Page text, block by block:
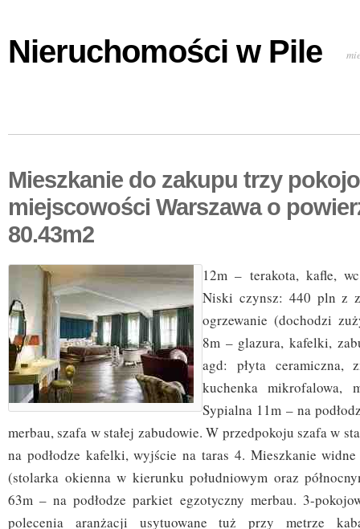
Nieruchomości w Pile
Mieszkanie do zakupu trzy
miejscowości Warszawa o
80.43m2
12m – terakota, kafle,
Niski czynsz: 440 pln z
ogrzewanie (dochodzi
8m – glazura, kafelki,
agd: płyta ceramiczna,
kuchenka mikrofalowa,
Sypialna 11m – na
merbau, szafa w stałej zabudowie. W przedpokoju szafa w
na podłodze kafelki, wyjście na taras 4. Mieszkanie widne
(stolarka okienna w kierunku południowym oraz
63m – na podłodze parkiet egzotyczny merbau. 3-
polecenia aranżacji usytuowane tuż przy metrze